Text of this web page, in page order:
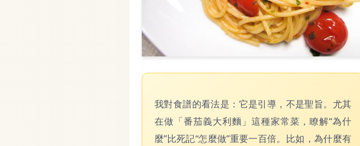
我對食譜的看法是：它是引導，不是聖旨。尤其
在做「番茄義大利麵」這種家常菜，瞭解“為什
麼”比死記“怎麼做”重要一百倍。比如，為什麼有